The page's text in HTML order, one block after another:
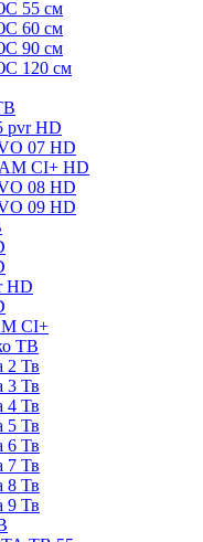
55 см
60 см
90 см
120 см
HD
07 HD
CI+ HD
08 HD
09 HD
HD
CI+
ТВ
Тв
Тв
Тв
Тв
Тв
Тв
Тв
Тв